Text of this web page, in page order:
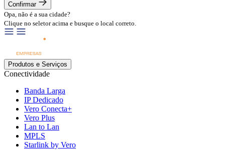
Confirmar
Opa, não é a sua cidade?
Clique no seletor acima e busque o local correto.
Produtos e Serviços
Conectividade
Banda Larga
IP Dedicado
Vero Conecta+
Vero Plus
Lan to Lan
MPLS
Starlink by Vero